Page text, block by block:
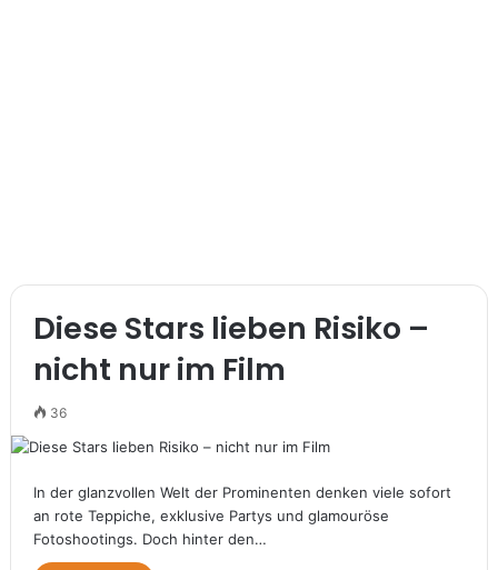
Diese Stars lieben Risiko –
nicht nur im Film
36
In der glanzvollen Welt der Prominenten denken viele sofort
an rote Teppiche, exklusive Partys und glamouröse
Fotoshootings. Doch hinter den…